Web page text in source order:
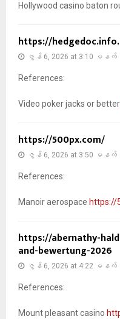
Hollywood casino baton
https://
ဇွန် 6, 2026 at 3:10 မနက်
References:
Video poker jacks or better
https://500px.com/
ဇွန် 6, 2026 at 3:50 မနက်
References:
Manoir aerospace https://
https://abernathy-
and-bewertung-2026
ဇွန် 6, 2026 at 4:22 မနက်
References:
Mount pleasant casino